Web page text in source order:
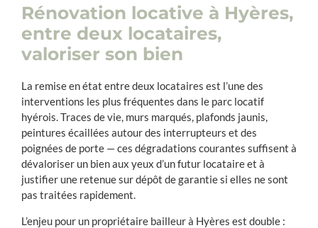
Rénovation locative à Hyères,
entre deux locataires,
valoriser son bien
La remise en état entre deux locataires est l’une des
interventions les plus fréquentes dans le parc locatif
hyérois. Traces de vie, murs marqués, plafonds jaunis,
peintures écaillées autour des interrupteurs et des
poignées de porte — ces dégradations courantes suffisent à
dévaloriser un bien aux yeux d’un futur locataire et à
justifier une retenue sur dépôt de garantie si elles ne sont
pas traitées rapidement.
L’enjeu pour un propriétaire bailleur à Hyères est double :